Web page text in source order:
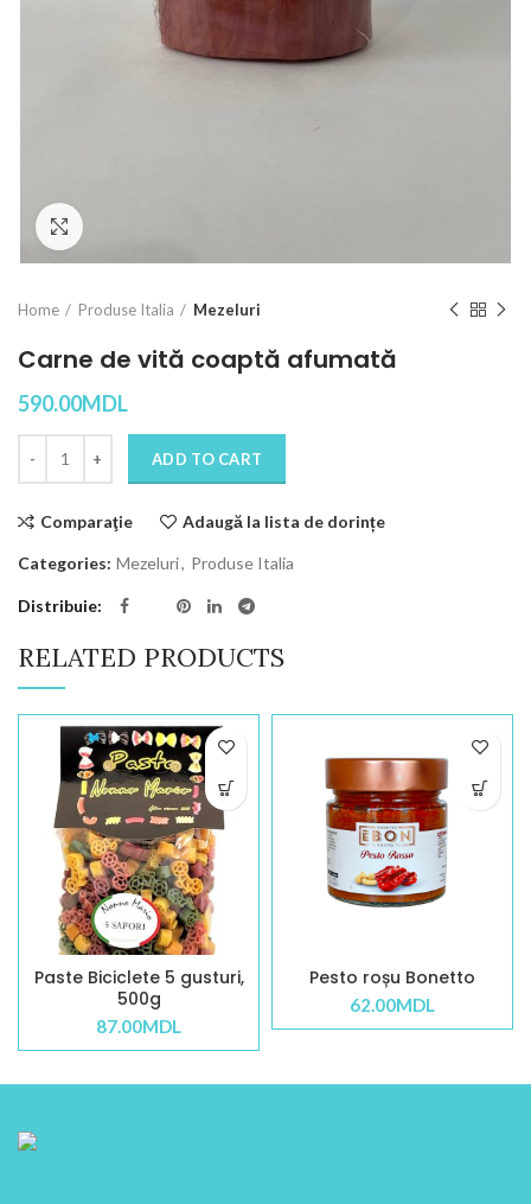
Home Produse Italia Mezeluri
Carne de vită coaptă afumată
590.00MDL
ADD TO CART
Comparaţie Adaugă la lista de dorințe
Categories: Mezeluri, Produse Italia
Distribuie
RELATED PRODUCTS
Paste Biciclete 5 gusturi,
500g
87.00MDL
Pesto roșu Bonetto
62.00MDL